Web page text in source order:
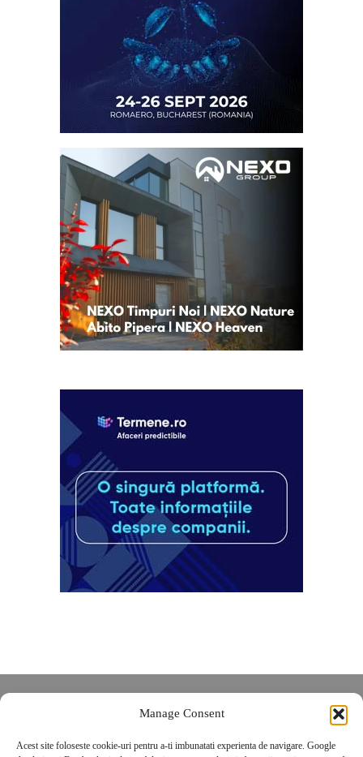
Manage Consent
Acest site foloseste cookie-uri pentru a-ti imbunatati experienta de navigare. Google
POLITICĂ DE CONFIDENȚIALITATE